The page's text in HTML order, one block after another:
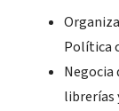
Política
librerías